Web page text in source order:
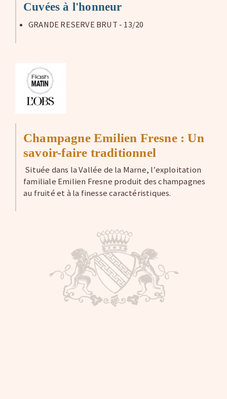
Cuvées à l'honneur
GRANDE RESERVE BRUT - 13/20
Champagne Emilien Fresne : Un
savoir-faire traditionnel
Située dans la Vallée de la Marne, l’exploitation
familiale Emilien Fresne produit des champagnes
au fruité et à la finesse caractéristiques.